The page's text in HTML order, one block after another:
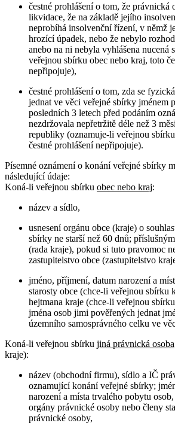
čestné prohlášení o tom, že právnická
likvidace, že na základě jejího
neprobíhá insolvenční řízení, v němž
hrozící úpadek, nebo že nebylo
anebo na ni nebyla vyhlášena nucená
veřejnou sbírku obec nebo kraj, toto
nepřipojuje),
čestné prohlášení o tom, zda se
jednat ve věci veřejné sbírky jménem
posledních 3 letech před podáním
nezdržovala nepřetržitě déle než 3
republiky (oznamuje-li veřejnou
čestné prohlášení nepřipojuje).
Písemné oznámení o konání veřejné sbírky
následující údaje:
Koná-li veřejnou sbírku obec nebo kraj:
název a sídlo,
usnesení orgánu obce (kraje) o
sbírky ne starší než 60 dnů;
(rada kraje), pokud si tuto pravomoc
zastupitelstvo obce (zastupitelstvo
jméno, příjmení, datum narození a
starosty obce (chce-li veřejnou sbírku
hejtmana kraje (chce-li veřejnou
jména osob jimi pověřených jednat
územního samosprávného celku ve
Koná-li veřejnou sbírku jiná právnická osoba
kraje):
název (obchodní firmu), sídlo a IČ
oznamující konání veřejné sbírky;
narození a místa trvalého pobytu
orgány právnické osoby nebo členy
právnické osoby,